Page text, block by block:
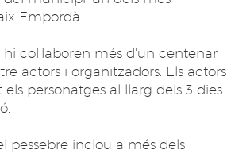
Empordà.
hi col·laboren més d'un centenar
actors i organitzadors. Els actors
personatges al llarg dels 3 dies
pessebre inclou a més dels